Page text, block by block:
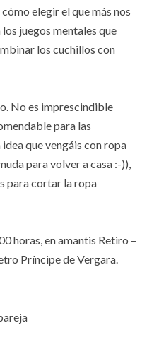
elegir el que más nos
juegos mentales que
los cuchillos con
No es imprescindible
para las
que vengáis con ropa
para volver a casa :-)),
para cortar la ropa
horas, en amantis Retiro –
Príncipe de Vergara.